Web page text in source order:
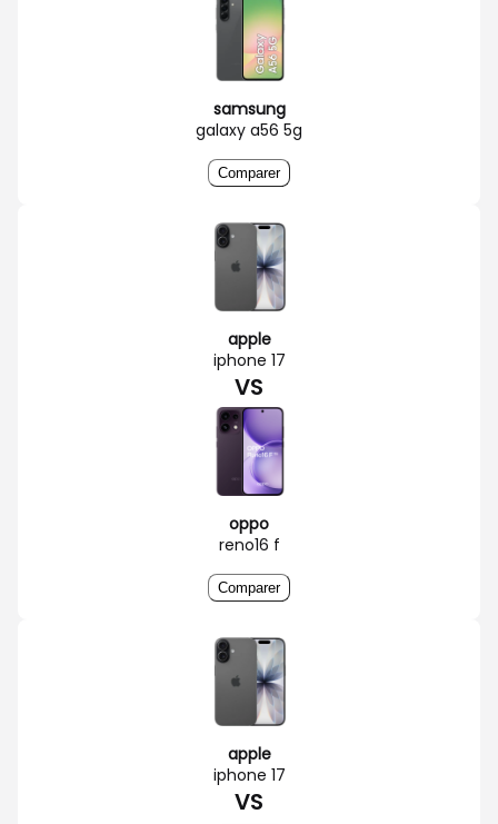
samsung
galaxy a56 5g
Comparer
apple
iphone 17
VS
oppo
reno16 f
Comparer
apple
iphone 17
VS